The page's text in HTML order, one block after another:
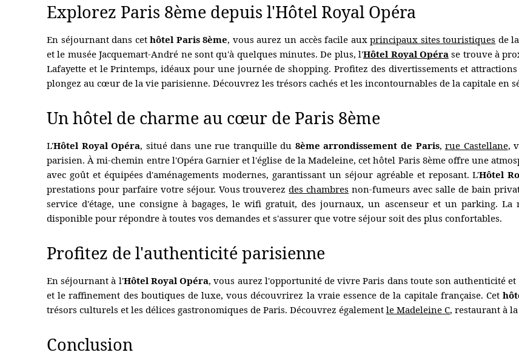
Explorez Paris 8ème depuis l'Hôtel Royal Opéra
En séjournant dans cethôtel Paris 8ème, vous aurez un accès facile auxprincipaux sites touristiques de
et le musée Jacquemart-André ne sont qu'à quelques minutes. De plus, l'Hôtel Royal Opérase trouve à
Lafayette et le Printemps, idéaux pour une journée de shopping. Profitez des divertissements et
plongez au cœur de la vie parisienne. Découvrez les trésors cachés et les incontournables de la capitale en
Un hôtel de charme au cœur de Paris 8ème
L'Hôtel Royal Opéra, situé dans une rue tranquille du 8ème arrondissement de Paris,rue Castellane,
parisien. À mi-chemin entre l'Opéra Garnier et l'église de la Madeleine, cet hôtel Paris 8ème offre une
avec goût et équipées d'aménagements modernes, garantissant un séjour agréable et reposant. L'Hôtel
prestations pour parfaire votre séjour. Vous trouverezdes chambres non-fumeurs avec salle de bain
service d'étage, une consigne à bagages, le wifi gratuit, des journaux, un ascenseur et un parking. La
disponible pour répondre à toutes vos demandes et s'assurer que votre séjour soit des plus confortables.
Profitez de l'authenticité parisienne
En séjournant à l'Hôtel Royal Opéra, vous aurez l'opportunité de vivre Paris dans toute son authenticité
et le raffinement des boutiques de luxe, vous découvrirez la vraie essence de la capitale française. Cet
trésors culturels et les délices gastronomiques de Paris. Découvrez également le Madeleine C, restaurant à
Conclusion
HÔTEL
CHAMBRES
RESTAURANT
OFFRES
PHOTOS
CONCIERGERIE
CONTACT
HÔTEL PARTENAIRE